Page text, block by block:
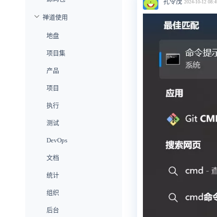
禅道使用
地盘
项目集
产品
项目
执行
测试
DevOps
文档
统计
组织
后台
2024-10-12